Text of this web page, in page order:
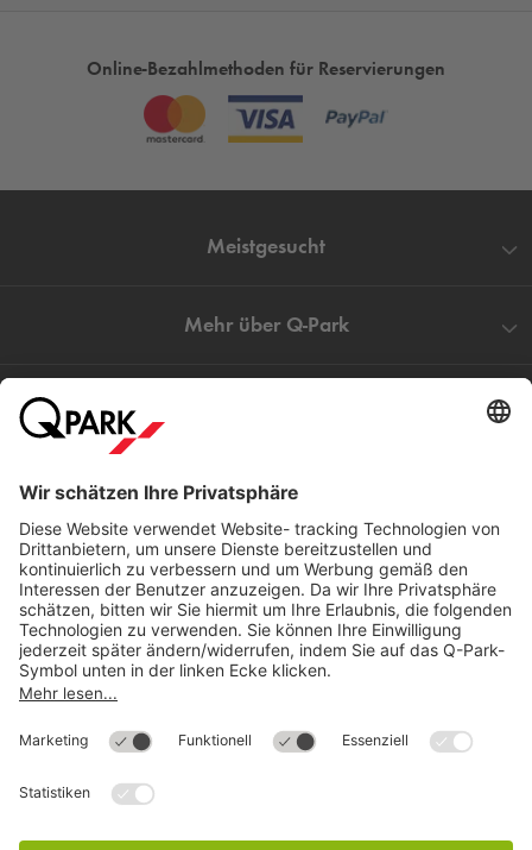
Online-Bezahlmethoden für Reservierungen
Meistgesucht
Mehr über Q-Park
Direkt zum
Download
Cookie Informationen
©